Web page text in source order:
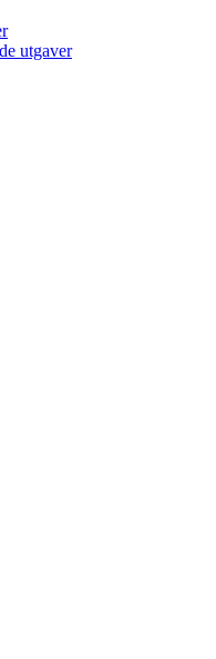
utgaver